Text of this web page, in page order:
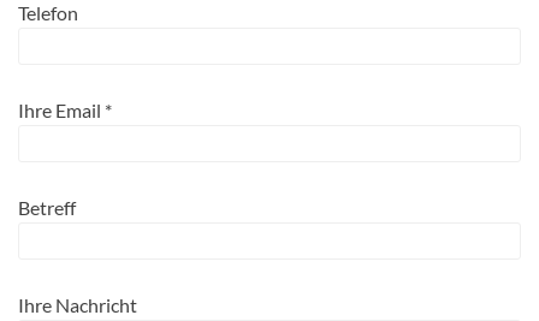
Telefon
Ihre Email *
Betreff
Ihre Nachricht